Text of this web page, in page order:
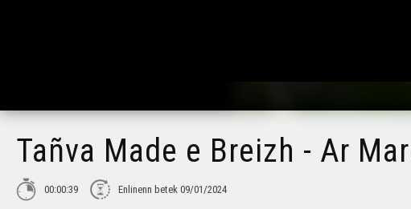
Tañva Made e Breizh - Ar
00:00:39 Enlinenn betek 09/01/2024